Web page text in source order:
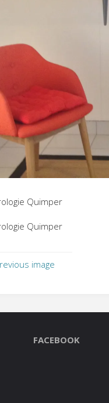
Quimper
Quimper
image
FACEBOOK